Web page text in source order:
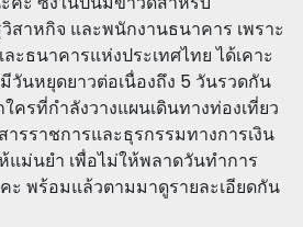
สาหกิจ และพนักงานธนาคาร เพราะ
ธนาคารแห่งประเทศไทย ได้เคาะ
วันหยุดยาวต่อเนื่องถึง 5 วันรวดกัน
ครที่กำลังวางแผนเดินทางท่องเที่ยว
ารราชการและธุรกรรมทางการเงิน
แม่นยำ เพื่อไม่ให้พลาดวันทำการ
ะ พร้อมแล้วตามมาดูรายละเอียดกัน